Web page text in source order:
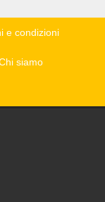
e condizioni
siamo